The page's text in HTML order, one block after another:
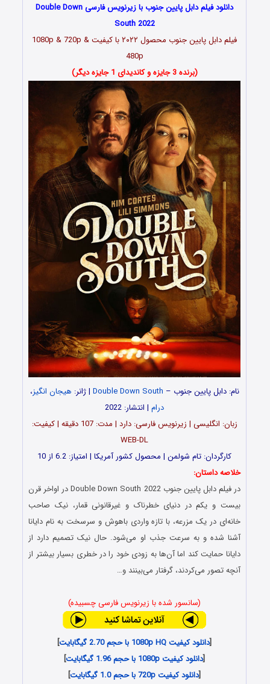
دانلود فیلم دابل پایین جنوب با زیرنویس فارسی Double Down
South 2022
فیلم دابل پایین جنوب محصول ۲۰۲۲ با کیفیت 1080p & 720p &
480p
(برنده 3 جایزه و کاندیدای 1 جایزه دیگر)
نام: دابل پایین جنوب – Double Down South | ژانر: هیجان انگیز،
درام | انتشار: 2022
زبان: انگلیسی | زیرنویس فارسی: دارد | مدت: 107 دقیقه | کیفیت:
WEB-DL
کارگردان: تام شولمن | محصول کشور آمریکا | امتیاز: 6.2 از 10
خلاصه داستان:
در فیلم دابل پایین جنوب Double Down South 2022 در اواخر قرن
بیست و یکم در دنیای خطرناک و غیرقانونی قمار، نیک صاحب
خانه‌ای در یک مزرعه، با تازه واردی باهوش و سرسخت به نام دایانا
آشنا شده و به سرعت جذب او می‌شود. حال نیک تصمیم دارد از
دایانا حمایت کند اما آن‌ها به زودی خود را در خطری بسیار بیشتر از
آنچه تصور می‌کردند، گرفتار می‌بینند و…
(سانسور شده با زیرنویس فارسی چسبیده)
[دانلود کیفیت 1080p HQ با حجم 2.70 گیگابایت
]
[دانلود کیفیت 1080p با حجم 1.96 گیگابایت
]
[دانلود کیفیت 720p با حجم 1.0 گیگابایت
]